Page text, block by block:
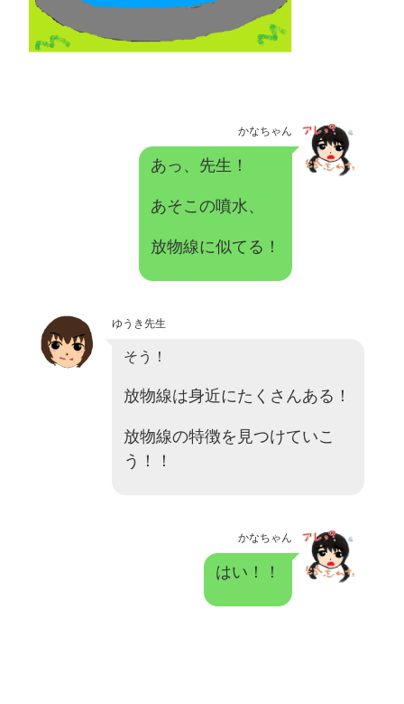
かなちゃん
あっ、先生！
あそこの噴水、
放物線に似てる！
ゆうき先生
そう！
放物線は身近にたくさんある！
放物線の特徴を見つけていこ
う！！
かなちゃん
はい！！